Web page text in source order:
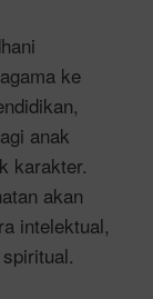
ke
anak
karakter.
akan
intelektual,